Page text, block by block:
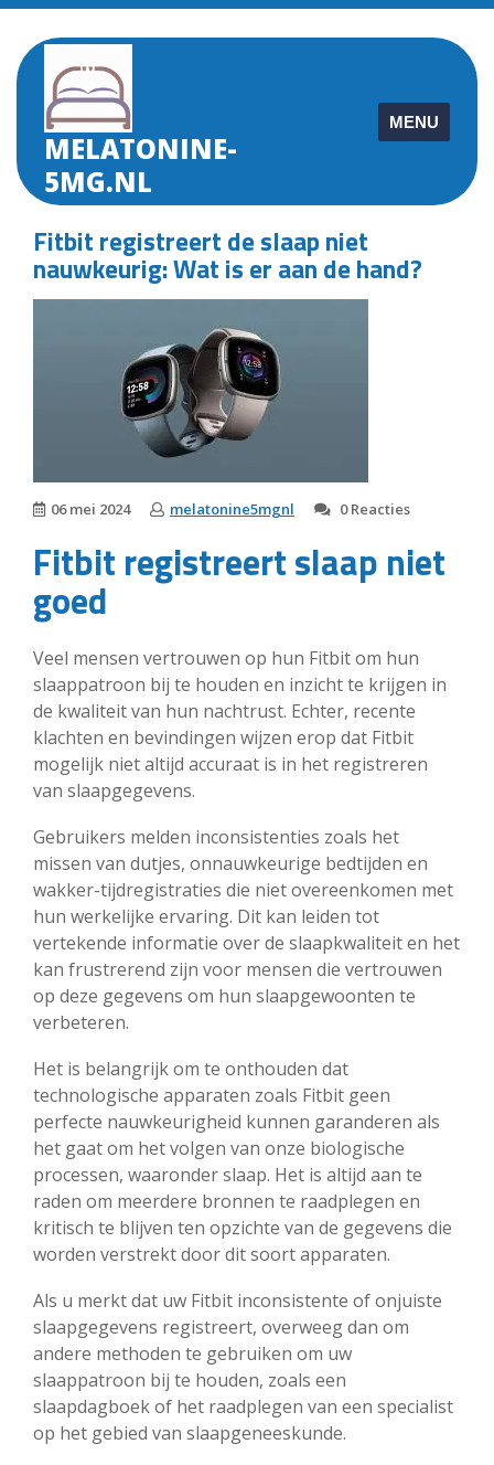
Skip
content
MELATONINE-
5MG.NL
MENU
Fitbit registreert de slaap niet
nauwkeurig: Wat is er aan de hand?
06 mei 2024 melatonine5mgnl 0 Reacties
Fitbit registreert slaap niet
goed
Veel mensen vertrouwen op hun Fitbit om hun
slaappatroon bij te houden en inzicht te krijgen in
de kwaliteit van hun nachtrust. Echter, recente
klachten en bevindingen wijzen erop dat Fitbit
mogelijk niet altijd accuraat is in het registreren
van slaapgegevens.
Gebruikers melden inconsistenties zoals het
missen van dutjes, onnauwkeurige bedtijden en
wakker-tijdregistraties die niet overeenkomen met
hun werkelijke ervaring. Dit kan leiden tot
vertekende informatie over de slaapkwaliteit en het
kan frustrerend zijn voor mensen die vertrouwen
op deze gegevens om hun slaapgewoonten te
verbeteren.
Het is belangrijk om te onthouden dat
technologische apparaten zoals Fitbit geen
perfecte nauwkeurigheid kunnen garanderen als
het gaat om het volgen van onze biologische
processen, waaronder slaap. Het is altijd aan te
raden om meerdere bronnen te raadplegen en
kritisch te blijven ten opzichte van de gegevens die
worden verstrekt door dit soort apparaten.
Als u merkt dat uw Fitbit inconsistente of onjuiste
slaapgegevens registreert, overweeg dan om
andere methoden te gebruiken om uw
slaappatroon bij te houden, zoals een
slaapdagboek of het raadplegen van een specialist
op het gebied van slaapgeneeskunde.